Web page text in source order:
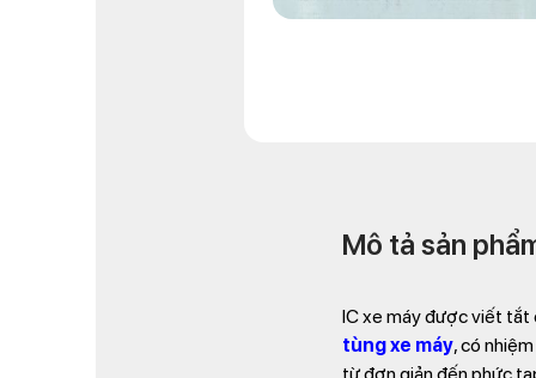
Mô tả sản
IC xe máy được viết tắt
tùng xe máy, có